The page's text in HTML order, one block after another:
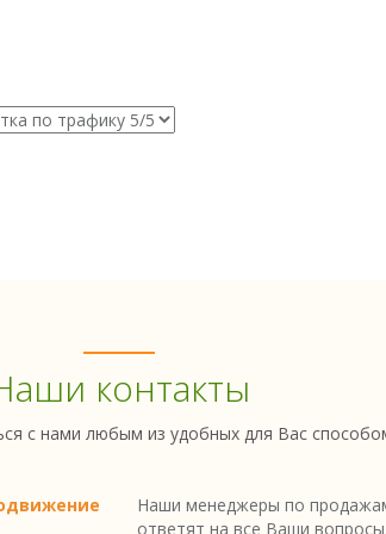
контакты
с нами любым из удобных для Вас
Наши менеджеры по
ответят на все Ваши